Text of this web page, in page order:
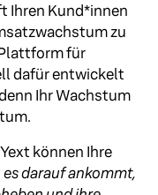
Ihren Kund*innen
zu
für
dafür entwickelt
Ihr Wachstum
können Ihre
darauf ankommt,